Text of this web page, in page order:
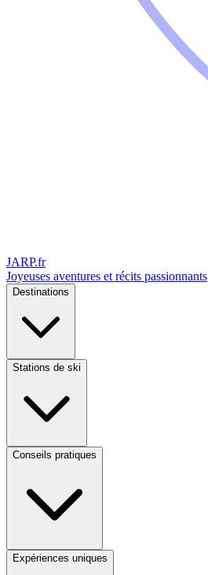
JARP.fr
Joyeuses aventures et récits passionnants
Destinations
Stations de ski
Conseils pratiques
Expériences uniques